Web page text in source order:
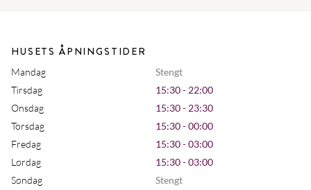
HUSETS ÅPNINGSTIDER
Mandag
Stengt
Tirsdag
15:30 - 22:00
Onsdag
15:30 - 23:30
Torsdag
15:30 - 00:00
Fredag
15:30 - 03:00
Lørdag
15:30 - 03:00
Søndag
Stengt